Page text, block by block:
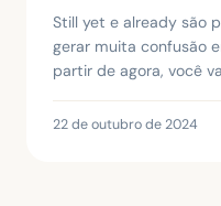
Still yet e already são
gerar muita confusão
partir de agora, você
22 de outubro de 2024